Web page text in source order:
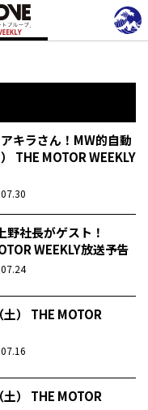
キラさん！MW的自動
THE MOTOR WEEKLY
野社長がゲスト！
WEEKLY放送予告
） THE MOTOR
） THE MOTOR